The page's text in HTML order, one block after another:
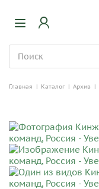
Главная | Каталог | Архив |